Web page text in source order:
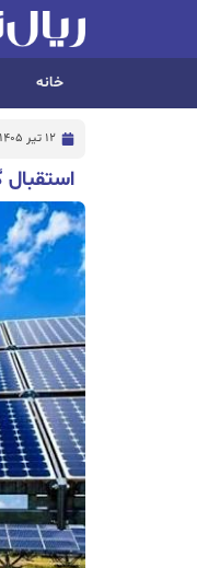
خانه
12 تیر 1405
استقبال